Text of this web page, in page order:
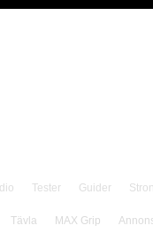
Tester Guider
Tävla MAX Grip